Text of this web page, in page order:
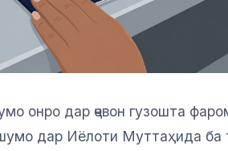
онро дар ҷевон гузошта
дар Иёлоти Муттаҳида ба